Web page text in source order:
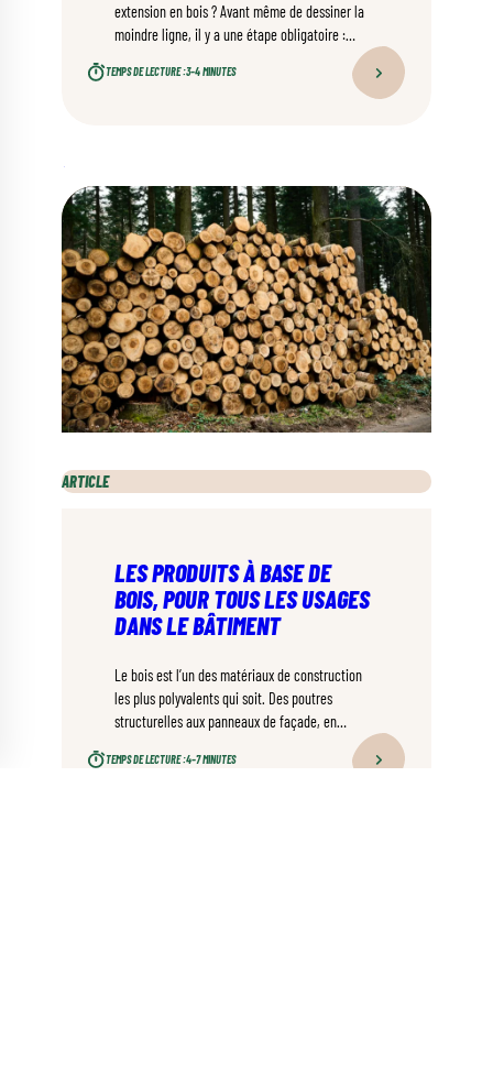
extension en bois ? Avant même de dessiner la
moindre ligne, il y a une étape obligatoire :
comprendre les règles administratives. Rassurez-
vous, la réglementation pour une extension en
TEMPS DE LECTURE :3–4 MINUTES
ARTICLE
LES PRODUITS À BASE DE
BOIS, POUR TOUS LES USAGES
DANS LE BÂTIMENT
Le bois est l’un des matériaux de construction
les plus polyvalents qui soit. Des poutres
structurelles aux panneaux de façade, en
passant par l’isolation ou le parquet, il intervient
à chaque étape d’un bâtiment. Et sa diversité ne
TEMPS DE LECTURE :4–7 MINUTES